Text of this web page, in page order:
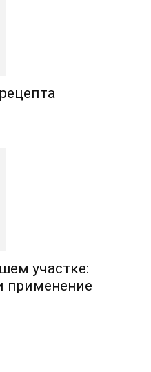
участке:
применение